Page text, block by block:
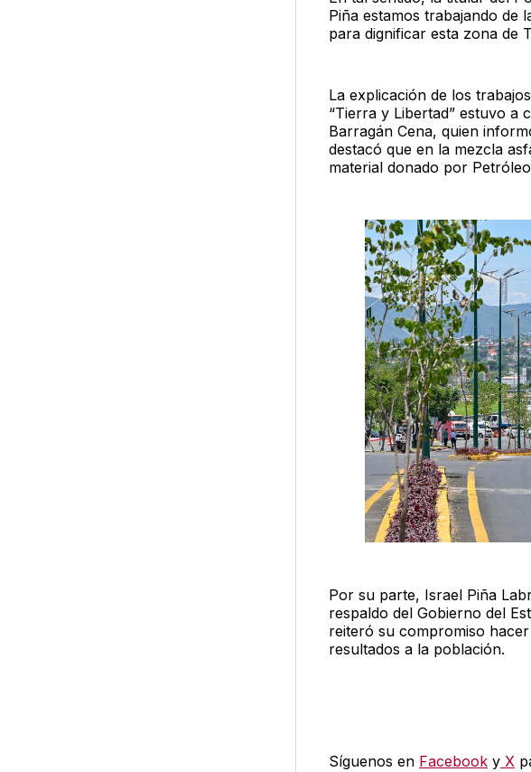
Piña estamos trabajando de
para dignificar esta zona de
La explicación de los
“Tierra y Libertad” estuvo
Barragán Cena, quien
destacó que en la mezcla
material donado por
Por su parte, Israel Piña
respaldo del Gobierno del
reiteró su compromiso
resultados a la población.
Síguenos en FacebookyX